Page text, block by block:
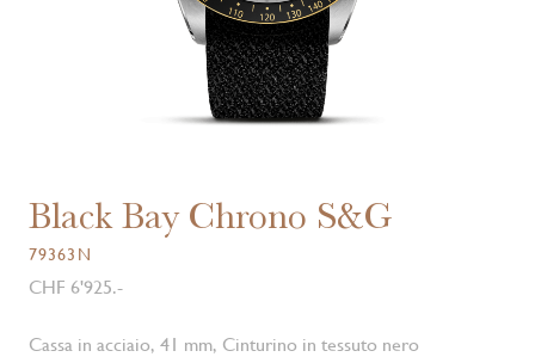
Black Bay Chrono S&G
79363N
CHF 6'925.-
Cassa in acciaio, 41 mm, Cinturino in tessuto nero